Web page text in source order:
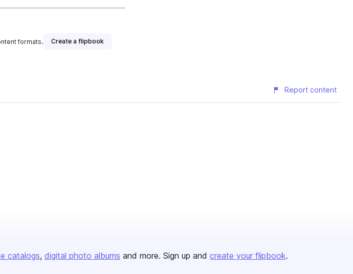
formats. Create a flipbook
Report content
catalogs digital photo albums and more. Sign up and create your flipbook.